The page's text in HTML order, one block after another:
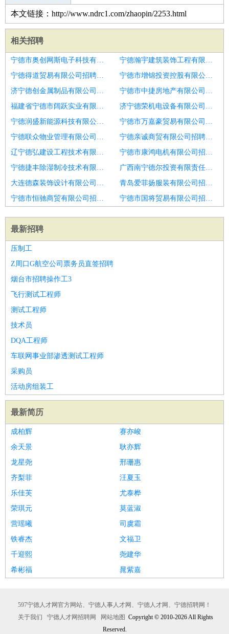
本文链接：http://www.ndrc1.com/zhaopin/2253.html
相关招聘
宁德市奥创网斯电子科技有限公司招聘口腔护士
宁德瀚宇建筑装饰工程有限公司招聘执业护士2名
宁德得道贸易有限公司招聘口腔护士
宁德市增锦投资控股有限公司招聘护士
济宁德创金属制品有限公司招聘护士
宁德市中捷房地产有限公司招聘护士
福建省宁德市阔跃实业有限公司招聘护士
济宁德荣机电设备有限公司招聘医美手术室护士
宁德润盛新能源科技有限公司招聘口腔护士
宁德市万嘉豪贸易有限公司招聘护士
宁德联众物业管理有限公司招聘护士
宁德亲诚商贸有限公司招聘手术室护士长
辽宁德弘建设工程技术有限公司招聘护士,口腔护士
宁德市康鸿电机有限公司招聘护士
宁德捷丰除湿制冷技术有限公司招聘口腔护士长
广西南宁德尔投资有限责任公司招聘三甲综合医院招聘护士
大连德森装饰设计有限公司招聘口腔科护士
青岛爱菲扬服装有限公司招聘口腔护士
宁德市恒驰商贸有限公司招聘护士
宁德市国将贸易有限公司招聘口腔护士
最新招聘
压制工
Z周口G航空公司票务员直签招聘
烟台市招聘操作工3
飞行测试工程师
测试工程师
技术员
DQA工程师
车联网事业部渗透测试工程师
采购员
活动房组装工
最新简历
成柏辉
赛亦峻
余天景
耿亦辉
龙星尧
邢珊惠
齐梨菲
汪夏玉
乐佳芙
尤泰桦
荣琪元
莫蓝淑
营瑶曦
司虞霜
铁睿杰
文福卫
千迎熙
尧建华
希彬福
晁紫嘉
597宁德人才网官方网站、宁德人事人才网、宁德人才网、宁德招聘网！
关于我们
宁德人才网招聘网 网站地图 Copyright © 2010-2026 All Rights
Reserved.